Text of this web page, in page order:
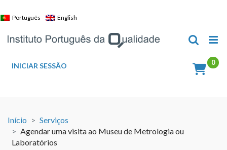
to
Português English
INICIAR SESSÃO
Início
Serviços
Agendar uma visita ao Museu de Metrologia ou
Laboratórios